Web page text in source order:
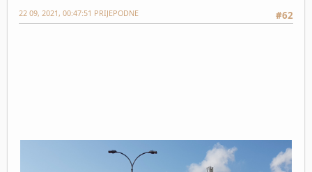
#62
22 09, 2021, 00:47:51 PRIJEPODNE